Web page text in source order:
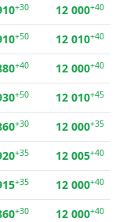
+30 12 000+40
+50 12 010+40
+40 12 000+40
+50 12 010+45
+30 12 000+35
+35 12 005+40
+35 12 000+40
+30 12 000+40